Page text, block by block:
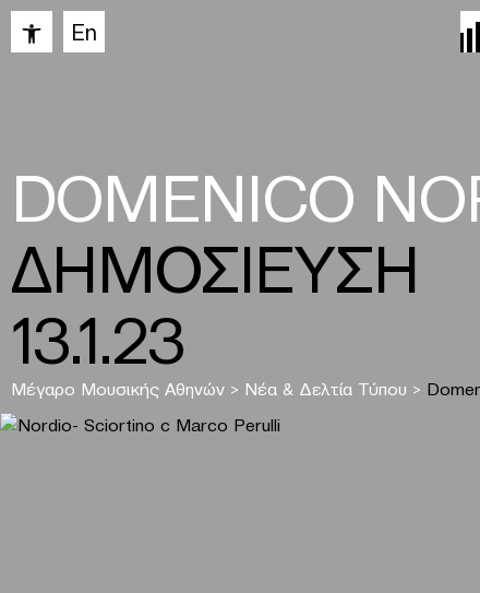
Ανοίξτε τη γραμμή εργαλείων
En
DOMENICO
ΔΗΜΟΣΙΕΥΣΗ
13.1.23
Μέγαρο Μουσικής Αθηνών > Νέα & Δελτία Τύπου >